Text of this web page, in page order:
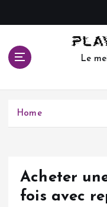
c
Le
Home
Acheter
fois avec